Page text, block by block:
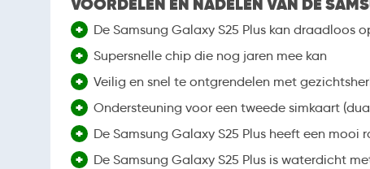
+ De Samsung Galaxy S25 Plus kan draadloos
+ Supersnelle chip die nog jaren mee kan
+ Veilig en snel te ontgrendelen met
+ Ondersteuning voor een tweede simkaart
+ De Samsung Galaxy S25 Plus heeft een mooi
+ De Samsung Galaxy S25 Plus is waterdicht